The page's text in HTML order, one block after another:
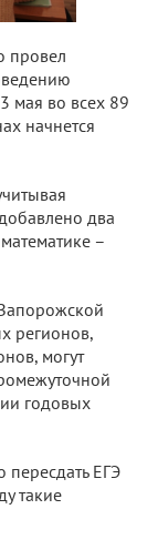
провел
мая во всех 89
начнется
два
–
регионов,
могут
годовых
ЕГЭ
такие